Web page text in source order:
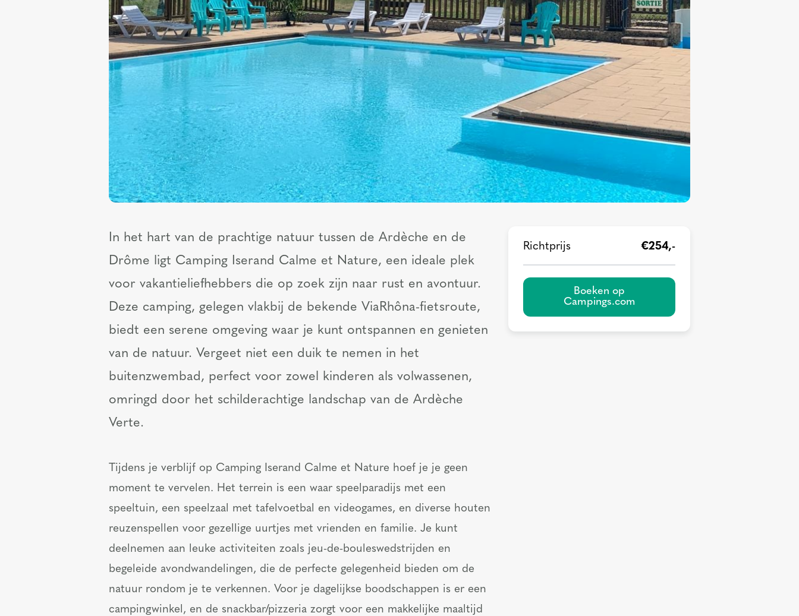
In het hart van de prachtige natuur tussen de Ardèche en de
Drôme ligt Camping Iserand Calme et Nature, een ideale plek
voor vakantieliefhebbers die op zoek zijn naar rust en avontuur.
Deze camping, gelegen vlakbij de bekende ViaRhôna-fietsroute,
biedt een serene omgeving waar je kunt ontspannen en genieten
van de natuur. Vergeet niet een duik te nemen in het
buitenzwembad, perfect voor zowel kinderen als volwassenen,
omringd door het schilderachtige landschap van de Ardèche
Verte.
Tijdens je verblijf op Camping Iserand Calme et Nature hoef je je geen
moment te vervelen. Het terrein is een waar speelparadijs met een
speeltuin, een speelzaal met tafelvoetbal en videogames, en diverse houten
reuzenspellen voor gezellige uurtjes met vrienden en familie. Je kunt
deelnemen aan leuke activiteiten zoals jeu-de-bouleswedstrijden en
begeleide avondwandelingen, die de perfecte gelegenheid bieden om de
natuur rondom je te verkennen. Voor je dagelijkse boodschappen is er een
campingwinkel, en de snackbar/pizzeria zorgt voor een makkelijke maaltijd
Richtprijs €254,-
Boeken op
Campings.com